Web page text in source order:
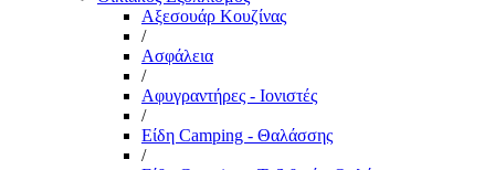
Αξεσουάρ Κουζίνας
/
Ασφάλεια
/
Αφυγραντήρες - Ιονιστές
/
Είδη Camping - Θαλάσσης
/